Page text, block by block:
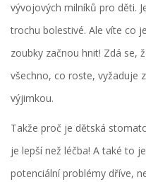
vývojových milníků pro děti.
trochu bolestivé. Ale víte co
zoubky začnou hnit! Zdá se,
všechno, co roste, vyžaduje
výjimkou.
Takže proč je dětská
je lepší než léčba! A také to
potenciální problémy dříve,